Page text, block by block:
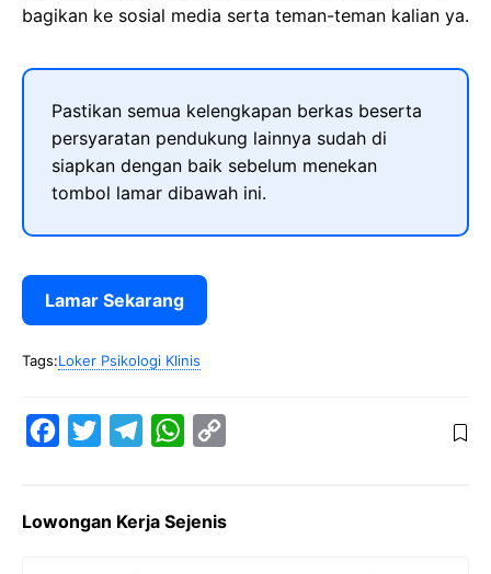
bagikan ke sosial media serta teman-teman kalian ya.
Pastikan semua kelengkapan berkas beserta
persyaratan pendukung lainnya sudah di
siapkan dengan baik sebelum menekan
tombol lamar dibawah ini.
Lamar Sekarang
Tags:Loker Psikologi Klinis
e
t
e
W
t
y
Lowongan Kerja Sejenis